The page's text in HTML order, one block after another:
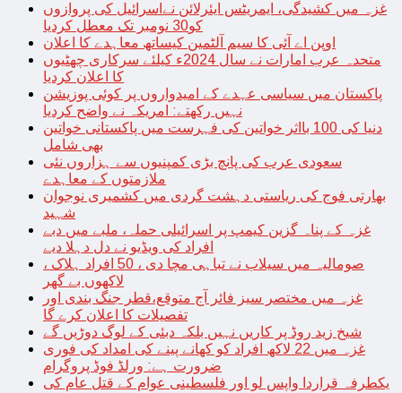
غزہ میں کشیدگی، ایمریٹس ایئرلائن نےاسرائیل کی پروازوں
کو30 نومبر تک معطل کردیا
اوپن اے آئی کا سیم آلٹمین کیساتھ معاہدے کا اعلان
متحدہ عرب امارات نے سال 2024ء کیلئے سرکاری چھٹیوں
کا اعلان کردیا
پاکستان میں سیاسی عہدے کے امیدواروں پر کوئی پوزیشن
نہیں رکھتے: امریکہ نے واضح کردیا
دنیا کی 100 بااثر خواتین کی فہرست میں پاکستانی خواتین
بھی شامل
سعودی عرب کی پانچ بڑی کمپنیوں سے ہزاروں نئی
ملازمتوں کے معاہدے
بھارتی فوج کی ریاستی دہشت گردی میں کشمیری نوجوان
شہید
غزہ کے پناہ گزین کیمپ پر اسرائیلی حملہ، ملبے میں دبے
افراد کی ویڈیو نے دل دہلا دیے
صومالیہ میں سیلاب نے تباہی مچا دی ، 50 افراد ہلاک ،
لاکھوں بے گھر
غزہ میں مختصر سیز فائر آج متوقع،قطر جنگ بندی اور
تفصیلات کا اعلان کرے گا
شیخ زید روڈ پر کاریں نہیں بلکہ دبئی کے لوگ دوڑیں گے
غزہ میں 22 لاکھ افراد کو کھانے پینے کی امداد کی فوری
ضرورت ہے: ورلڈ فوڈ پروگرام
یکطرفہ قراردا واپس لو اور فلسطینی عوام کے قتل عام کی